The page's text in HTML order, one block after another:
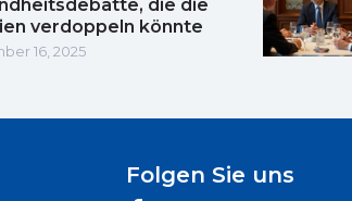
die die
verdoppeln könnte
16, 2025
Folgen Sie uns